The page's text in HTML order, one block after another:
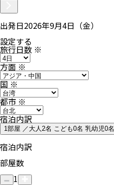
出発日2026年9月4日（金）
設定する
旅行日数 ※
方面※
国※
都市※
宿泊内訳
1部屋 ／大人2名 こども0名 乳幼児0名
宿泊内訳
部屋数
1